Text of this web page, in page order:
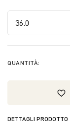
QUANTITÀ:
DETTAGLI PRODOTTO